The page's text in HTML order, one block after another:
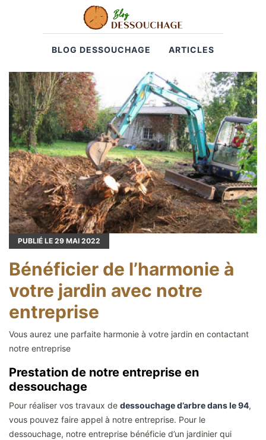
BLOG DESSOUCHAGE ARTICLES
PUBLIÉ LE 29 MAI 2022
Bénéficier de l’harmonie à
votre jardin avec notre
entreprise
Vous aurez une parfaite harmonie à votre jardin en contactant
notre entreprise
Prestation de notre entreprise en
dessouchage
Pour réaliser vos travaux de dessouchage d’arbre dans le 94,
vous pouvez faire appel à notre entreprise. Pour le
dessouchage, notre entreprise bénéficie d’un jardinier qui